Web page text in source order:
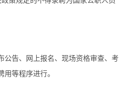
公告、网上报名、现场资格审查、考
等程序进行。